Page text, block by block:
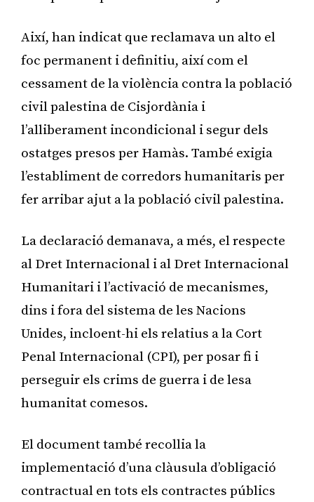
Així, han indicat que reclamava un alto el
foc permanent i definitiu, així com el
cessament de la violència contra la població
civil palestina de Cisjordània i
l’alliberament incondicional i segur dels
ostatges presos per Hamàs. També exigia
l’establiment de corredors humanitaris per
fer arribar ajut a la població civil palestina.
La declaració demanava, a més, el respecte
al Dret Internacional i al Dret Internacional
Humanitari i l’activació de mecanismes,
dins i fora del sistema de les Nacions
Unides, incloent-hi els relatius a la Cort
Penal Internacional (CPI), per posar fi i
perseguir els crims de guerra i de lesa
humanitat comesos.
El document també recollia la
implementació d’una clàusula d’obligació
contractual en tots els contractes públics